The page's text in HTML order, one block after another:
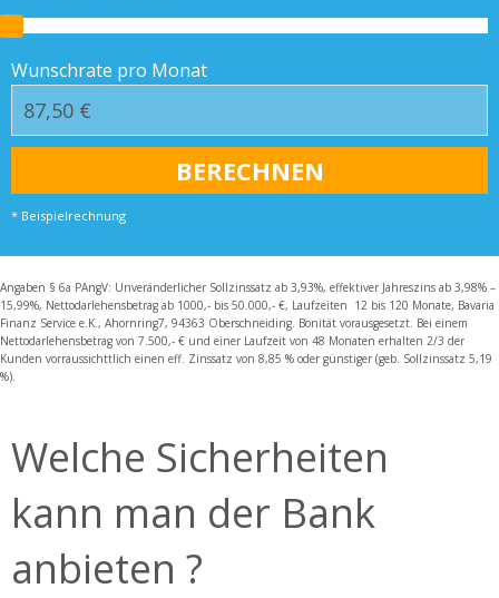
Wunschrate pro Monat
* Beispielrechnung
Angaben § 6a PAngV: Unveränderlicher Sollzinssatz ab 3,93%, effektiver Jahreszins ab 3,98% –
15,99%, Nettodarlehensbetrag ab 1000,- bis 50.000,- €, Laufzeiten 12 bis 120 Monate, Bavaria
Finanz Service e.K., Ahornring7, 94363 Oberschneiding. Bonität vorausgesetzt. Bei einem
Nettodarlehensbetrag von 7.500,- € und einer Laufzeit von 48 Monaten erhalten 2/3 der
Kunden vorraussichttlich einen eff. Zinssatz von 8,85 % oder günstiger (geb. Sollzinssatz 5,19
%).
Welche Sicherheiten
kann man der Bank
anbieten ?